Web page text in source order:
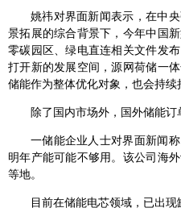
姚祎对界面新闻表示，在中
景拓展的综合背景下，今年中国
零碳园区、绿电直连相关文件发
打开新的发展空间，源网荷储一
储能作为整体优化对象，也会持续
除了国内市场外，国外储能订
一储能企业人士对界面新闻
明年产能可能不够用。该公司海
等地。
目前在储能电芯领域，已出现